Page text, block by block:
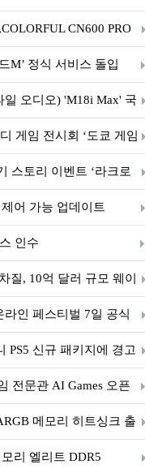
CN600 PRO
M’ 정식 서비스 돌입
일 오디오) 'M18i Max' 국
게임 전시회 ‘도쿄 게임
스토리 이벤트 ‘라크로
실시!
어 가능 업데이트
인수
질, 10억 달러 규모 웨이
인 페스티벌 7일 공식
PS5 신규 패키지에 경고
전문관 AI Games 오픈
메모리 히트싱크 출
리 엘리트 DDR5